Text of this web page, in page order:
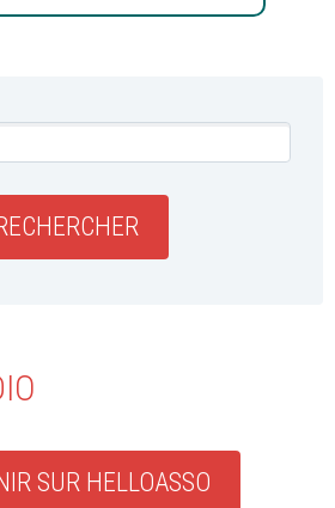
SUR HELLOASSO